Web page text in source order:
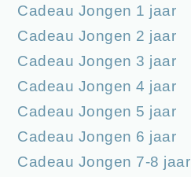
Cadeau Jongen 1 jaar
Cadeau Jongen 2 jaar
Cadeau Jongen 3 jaar
Cadeau Jongen 4 jaar
Cadeau Jongen 5 jaar
Cadeau Jongen 6 jaar
Cadeau Jongen 7-8 jaar